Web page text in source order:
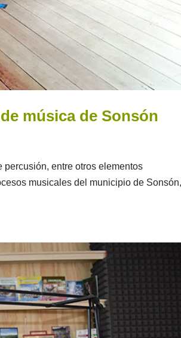
música de Sonsón
percusión, entre otros elementos
musicales del municipio de